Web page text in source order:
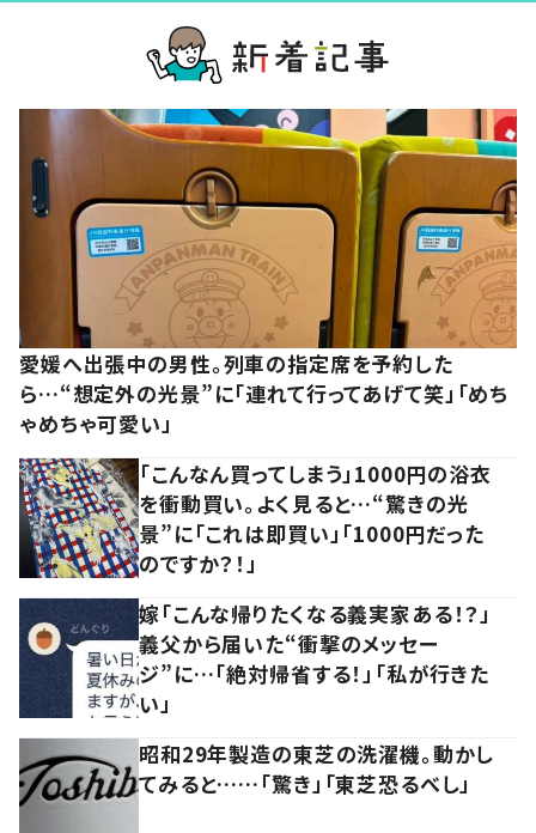
愛媛へ出張中の男性。列車の指定席を予約した
ら…“想定外の光景”に「連れて行ってあげて笑」「めち
ゃめちゃ可愛い」
「こんなん買ってしまう」1000円の浴衣
を衝動買い。よく見ると…“驚きの光
景”に「これは即買い」「1000円だった
のですか？！」
嫁「こんな帰りたくなる義実家ある！？」
義父から届いた“衝撃のメッセー
ジ”に…「絶対帰省する！」「私が行きた
い」
昭和29年製造の東芝の洗濯機。動かし
てみると……「驚き」「東芝恐るべし」